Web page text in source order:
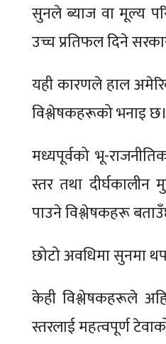
सुनले ब्याज वा मूल्य
उच्च प्रतिफल दिने
यही कारणले हाल
विश्लेषकहरूको भनाइ छ।
मध्यपूर्वको भू-
स्तर तथा
पाउने विश्लेषकहरू
छोटो अवधिमा सुनमा
केही विश्लेषकहरूले
स्तरलाई महत्वपूर्ण